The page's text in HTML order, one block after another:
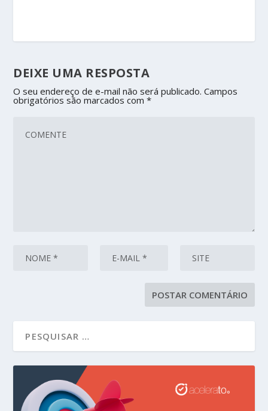
DEIXE UMA RESPOSTA
O seu endereço de e-mail não será publicado. Campos
obrigatórios são marcados com*